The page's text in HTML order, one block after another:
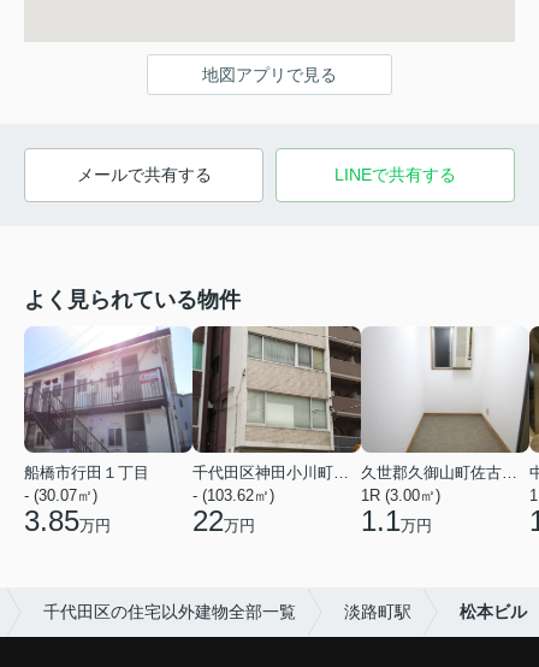
地図アプリで見る
メールで共有する LINEで共有する
よく見られている物件
船橋市行田１丁目
- (30.07㎡)
3.85万円
- (103.62㎡)
22万円
1R (3.00㎡)
1.1万円
千代田区の住宅以外建物全部一覧 淡路町駅 松本ビル